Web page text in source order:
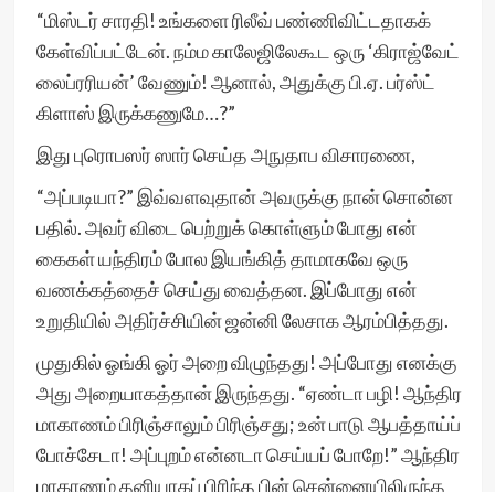
“மிஸ்டர் சாரதி! உங்களை ரிலீவ் பண்ணிவிட்டதாகக்
கேள்விப்பட்டேன். நம்ம காலேஜிலேகூட ஒரு ‘கிராஜ்வேட்
லைப்ரரியன்’ வேணும்! ஆனால், அதுக்கு பி.ஏ. பர்ஸ்ட்
கிளாஸ் இருக்கணுமே…?”
இது புரொபஸர் ஸார் செய்த அநுதாப விசாரணை,
“அப்படியா?” இவ்வளவுதான் அவருக்கு நான் சொன்ன
பதில். அவர் விடை பெற்றுக் கொள்ளும் போது என்
கைகள் யந்திரம் போல இயங்கித் தாமாகவே ஒரு
வணக்கத்தைச் செய்து வைத்தன. இப்போது என்
உறுதியில் அதிர்ச்சியின் ஜன்னி லேசாக ஆரம்பித்தது.
முதுகில் ஓங்கி ஓர் அறை விழுந்தது! அப்போது எனக்கு
அது அறையாகத்தான் இருந்தது. “ஏண்டா பழி! ஆந்திர
மாகாணம் பிரிஞ்சாலும் பிரிஞ்சது; உன் பாடு ஆபத்தாய்ப்
போச்சேடா! அப்புறம் என்னடா செய்யப் போறே!” ஆந்திர
மாகாணம் தனியாகப் பிரிந்த பின் சென்னையிலிருந்த